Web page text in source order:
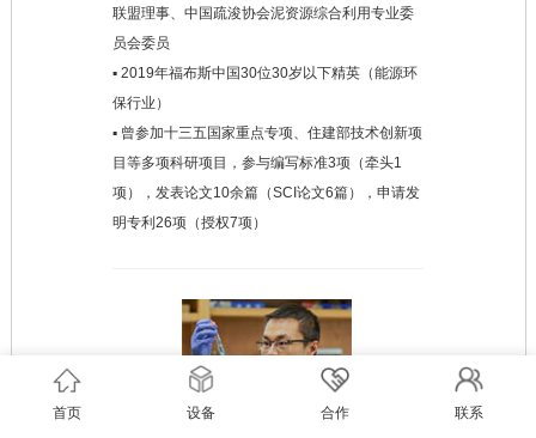
联盟理事、中国疏浚协会泥资源综合利用专业委
员会委员
▪ 2019年福布斯中国30位30岁以下精英（能源环
保行业）
▪ 曾参加十三五国家重点专项、住建部技术创新项
目等多项科研项目，参与编写标准3项（牵头1
项），发表论文10余篇（SCI论文6篇），申请发
明专利26项（授权7项）
首页 设备 合作 联系